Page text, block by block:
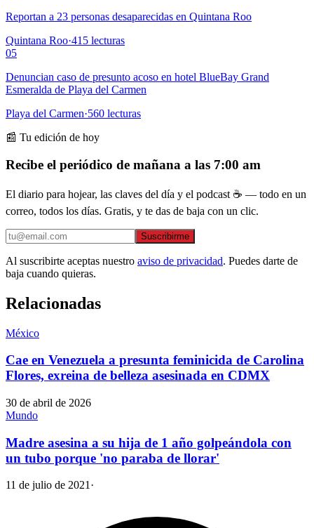
Reportan a 23 personas desaparecidas en Quintana Roo
Quintana Roo·415 lecturas
05
Denuncian caso de presunto acoso en hotel BlueBay Grand
Esmeralda de Playa del Carmen
Playa del Carmen·560 lecturas
📰 Tu edición de hoy
Recibe el periódico de mañana a las 7:00 am
El diario para hojear, las claves del día y el podcast ☕ — todo en un
correo, todos los días. Gratis, y te das de baja con un clic.
Suscribirme
Al suscribirte aceptas nuestro aviso de privacidad. Puedes darte de
baja cuando quieras.
Relacionadas
México
Cae en Venezuela a presunta feminicida de Carolina
Flores, exreina de belleza asesinada en CDMX
30 de abril de 2026
Mundo
Madre asesina a su hija de 1 año golpeándola con
un tubo porque 'no paraba de llorar'
11 de julio de 2021·